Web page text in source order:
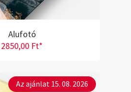
Alufotó
2850,00 Ft*
Az ajánlat 15. 08. 2026